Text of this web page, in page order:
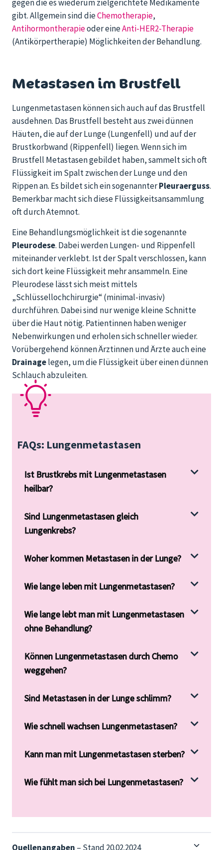
gegen die es wiederum zielgerichtete Medikamente
gibt. Allgemein sind dieChemotherapie,
Antihormontherapieoder eineAnti-HER2-Therapie
(Antikörpertherapie) Möglichkeiten der Behandlung.
Metastasen im Brustfell
Lungenmetastasen können sich auch auf das Brustfell
ausdehnen. Das Brustfell besteht aus zwei dünnen
Häuten, die auf der Lunge (Lungenfell) und auf der
Brustkorbwand (Rippenfell) liegen. Wenn sich im
Brustfell Metastasen gebildet haben, sammelt sich oft
Flüssigkeit im Spalt zwischen der Lunge und den
Rippen an. Es bildet sich ein sogenannterPleuraerguss.
Bemerkbar macht sich diese Flüssigkeitsansammlung
oft durch Atemnot.
Eine Behandlungsmöglichkeit ist die sogenannte
Pleurodese. Dabei werden Lungen- und Rippenfell
miteinander verklebt. Ist der Spalt verschlossen, kann
sich dort keine Flüssigkeit mehr ansammeln. Eine
Pleurodese lässt sich meist mittels
„Schlüssellochchirurgie“ (minimal-invasiv)
durchführen. Dabei sind nur wenige kleine Schnitte
über die Haut nötig. Patientinnen haben weniger
Nebenwirkungen und erholen sich schneller wieder.
Vorübergehend können Ärztinnen und Ärzte auch eine
Drainagelegen, um die Flüssigkeit über einen dünnen
Schlauch abzuleiten.
FAQs: Lungenmetastasen
Ist Brustkrebs mit Lungenmetastasen
heilbar?
Sind Lungenmetastasen gleich
Lungenkrebs?
Woher kommen Metastasen in der Lunge?
Wie lange leben mit Lungenmetastasen?
Wie lange lebt man mit Lungenmetastasen
ohne Behandlung?
Können Lungenmetastasen durch Chemo
weggehen?
Sind Metastasen in der Lunge schlimm?
Wie schnell wachsen Lungenmetastasen?
Kann man mit Lungenmetastasen sterben?
Wie fühlt man sich bei Lungenmetastasen?
Quellenangaben – Stand 20.02.2024